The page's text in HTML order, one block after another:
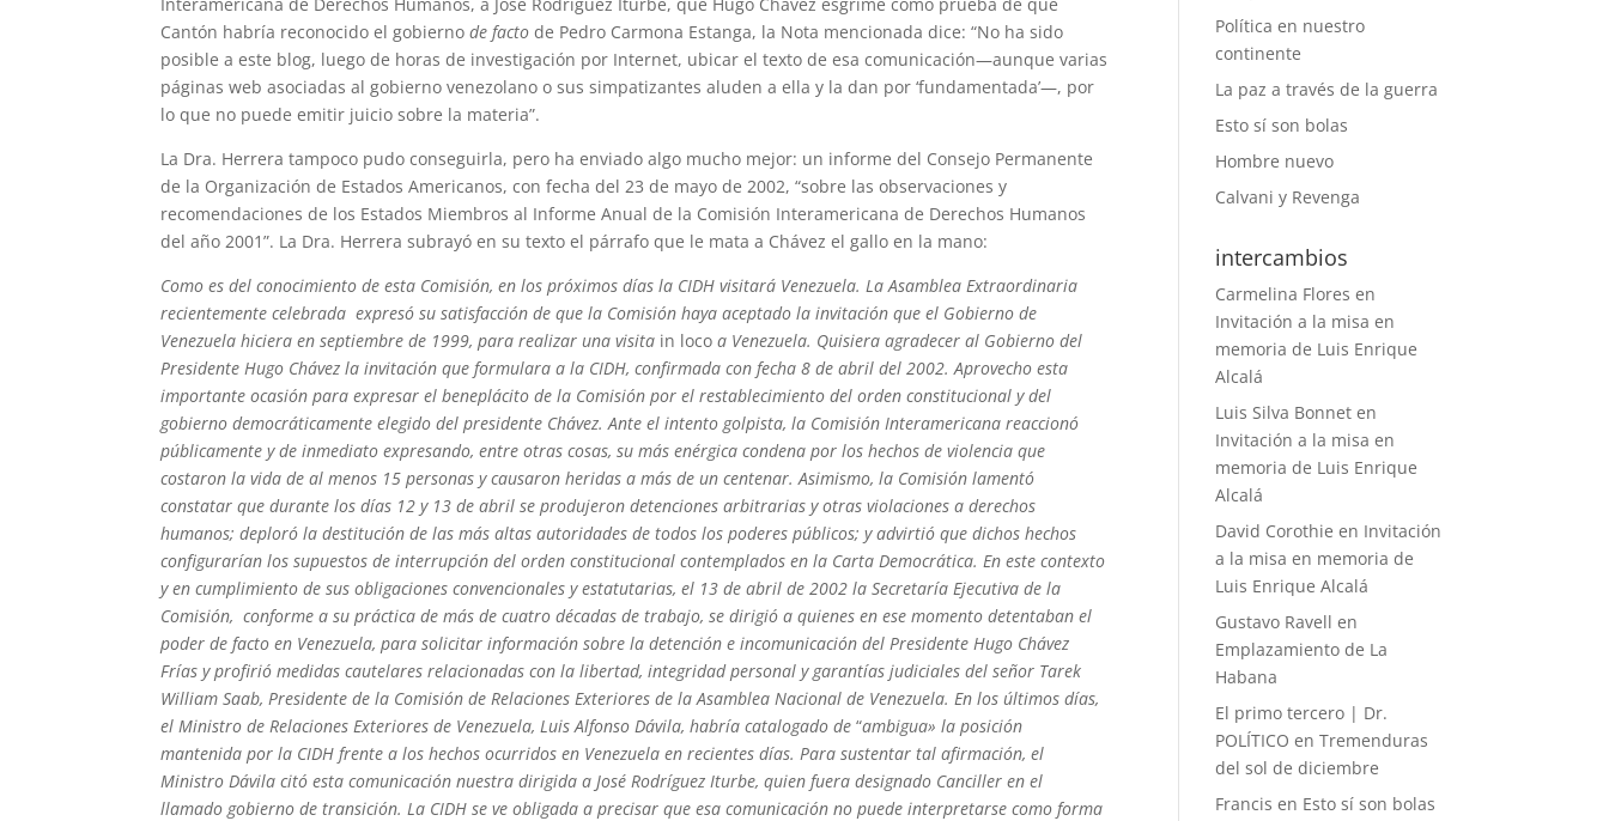
Cantón habría reconocido el gobiernode facto de Pedro Carmona Estanga, la Nota mencionada dice: “No ha sido
posible a este blog, luego de horas de investigación por Internet, ubicar el texto de esa comunicación—aunque varias
páginas web asociadas al gobierno venezolano o sus simpatizantes aluden a ella y la dan por ‘fundamentada’—, por
lo que no puede emitir juicio sobre la materia”.
La Dra. Herrera tampoco pudo conseguirla, pero ha enviado algo mucho mejor: un informe del Consejo Permanente
de la Organización de Estados Americanos, con fecha del 23 de mayo de 2002, “sobre las observaciones y
recomendaciones de los Estados Miembros al Informe Anual de la Comisión Interamericana de Derechos Humanos
del año 2001”. La Dra. Herrera subrayó en su texto el párrafo que le mata a Chávez el gallo en la mano:
Como es del conocimiento de esta Comisión, en los próximos días la CIDH visitará Venezuela. La Asamblea Extraordinaria
recientemente celebrada expresó su satisfacción de que la Comisión haya aceptado la invitación que el Gobierno de
Venezuela hiciera en septiembre de 1999, para realizar una visita in loco a Venezuela. Quisiera agradecer al Gobierno del
Presidente Hugo Chávez la invitación que formulara a la CIDH, confirmada con fecha 8 de abril del 2002. Aprovecho esta
importante ocasión para expresar el beneplácito de la Comisión por el restablecimiento del orden constitucional y del
gobierno democráticamente elegido del presidente Chávez. Ante el intento golpista, la Comisión Interamericana reaccionó
públicamente y de inmediato expresando, entre otras cosas, su más enérgica condena por los hechos de violencia que
costaron la vida de al menos 15 personas y causaron heridas a más de un centenar. Asimismo, la Comisión lamentó
constatar que durante los días 12 y 13 de abril se produjeron detenciones arbitrarias y otras violaciones a derechos
humanos; deploró la destitución de las más altas autoridades de todos los poderes públicos; y advirtió que dichos hechos
configurarían los supuestos de interrupción del orden constitucional contemplados en la Carta Democrática. En este contexto
y en cumplimiento de sus obligaciones convencionales y estatutarias, el 13 de abril de 2002 la Secretaría Ejecutiva de la
Comisión, conforme a su práctica de más de cuatro décadas de trabajo, se dirigió a quienes en ese momento detentaban el
poder de facto en Venezuela, para solicitar información sobre la detención e incomunicación del Presidente Hugo Chávez
Frías y profirió medidas cautelares relacionadas con la libertad, integridad personal y garantías judiciales del señor Tarek
William Saab, Presidente de la Comisión de Relaciones Exteriores de la Asamblea Nacional de Venezuela. En los últimos días,
el Ministro de Relaciones Exteriores de Venezuela, Luis Alfonso Dávila, habría catalogado de“ambigua» la posición
mantenida por la CIDH frente a los hechos ocurridos en Venezuela en recientes días. Para sustentar tal afirmación, el
Ministro Dávila citó esta comunicación nuestra dirigida a José Rodríguez Iturbe, quien fuera designado Canciller en el
llamado gobierno de transición. La CIDH se ve obligada a precisar que esa comunicación no puede interpretarse como forma
Política en nuestro
continente
La paz a través de la guerra
Esto sí son bolas
Hombre nuevo
Calvani y Revenga
intercambios
Carmelina Flores en
Invitación a la misa en
memoria de Luis Enrique
Alcalá
Luis Silva Bonnet en
Invitación a la misa en
memoria de Luis Enrique
Alcalá
David Corothie en Invitación
a la misa en memoria de
Luis Enrique Alcalá
Gustavo Ravell en
Emplazamiento de La
Habana
El primo tercero | Dr.
POLÍTICO enTremenduras
del sol de diciembre
Francis en Esto sí son bolas